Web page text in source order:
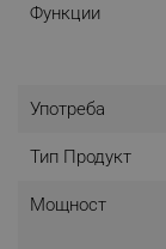
Функции
Употреба
Тип Продукт
Мощност